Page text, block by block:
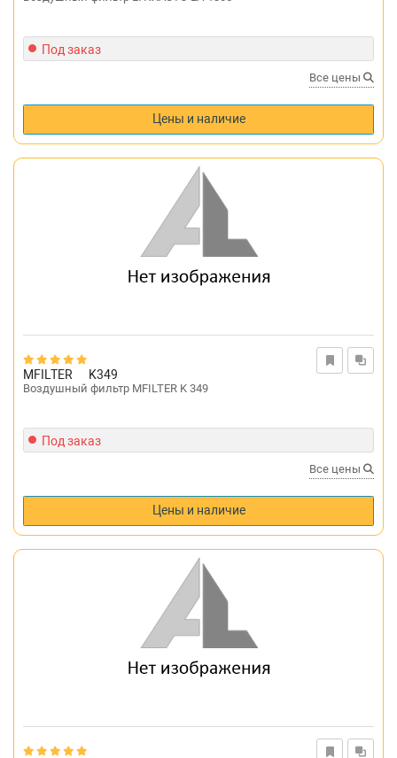
Под заказ
Все цены
Цены и наличие
MFILTER K349
Воздушный фильтр MFILTER K 349
Под заказ
Все цены
Цены и наличие